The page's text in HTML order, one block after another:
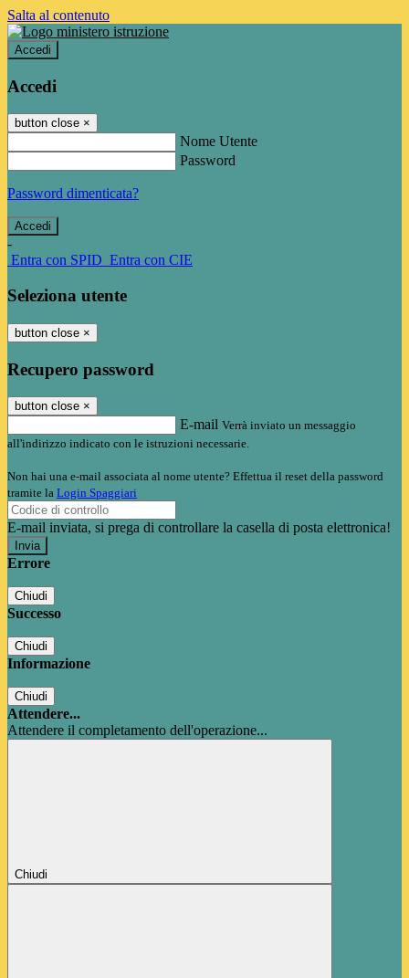
Salta al contenuto
Accedi
Accedi
button close ×
Nome Utente
Password
Password dimenticata?
-
Entra con SPID Entra con CIE
Seleziona utente
button close ×
Recupero password
button close ×
E-mail Verrà inviato un messaggio
all'indirizzo indicato con le istruzioni necessarie.
Non hai una e-mail associata al nome utente? Effettua il reset della password
tramite la Login Spaggiari
E-mail inviata, si prega di controllare la casella di posta elettronica!
Errore
Chiudi
Successo
Chiudi
Informazione
Chiudi
Attendere...
Attendere il completamento dell'operazione...
Chiudi